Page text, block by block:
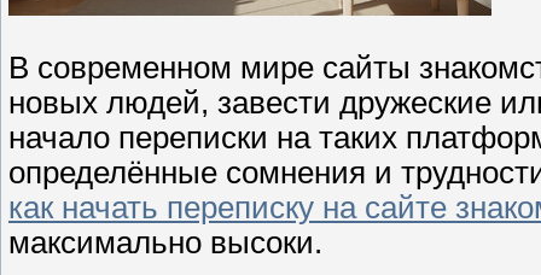
В современном мире сайты
новых людей, завести дружеские
начало переписки на таких
определённые сомнения и
как начать переписку на сайте
максимально высоки.